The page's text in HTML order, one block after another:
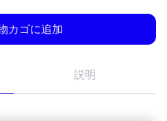
カゴに追加
説明